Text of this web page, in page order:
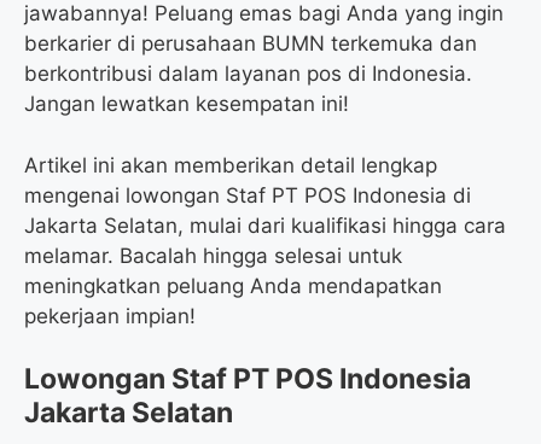
jawabannya! Peluang emas bagi Anda yang ingin
berkarier di perusahaan BUMN terkemuka dan
berkontribusi dalam layanan pos di Indonesia.
Jangan lewatkan kesempatan ini!
Artikel ini akan memberikan detail lengkap
mengenai lowongan Staf PT POS Indonesia di
Jakarta Selatan, mulai dari kualifikasi hingga cara
melamar. Bacalah hingga selesai untuk
meningkatkan peluang Anda mendapatkan
pekerjaan impian!
Lowongan Staf PT POS Indonesia
Jakarta Selatan